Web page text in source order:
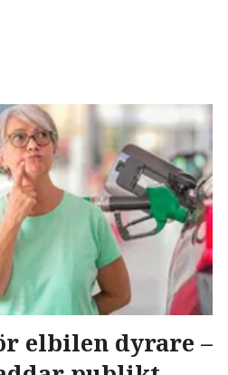
elbilen dyrare –